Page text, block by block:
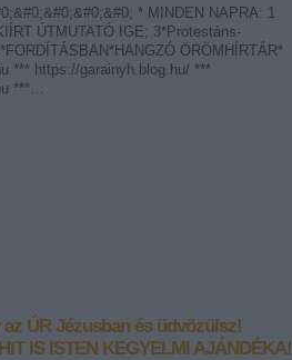
* MINDEN NAPRA: 1
ÚTMUTATÓ IGE; 3*Protestáns-
ÖRÖMHÍRTÁR*
*** https://garainyh.blog.hu/ ***
***…
ÚR Jézusban és üdvözülsz!
IS ISTEN KEGYELMI AJÁNDÉKA!